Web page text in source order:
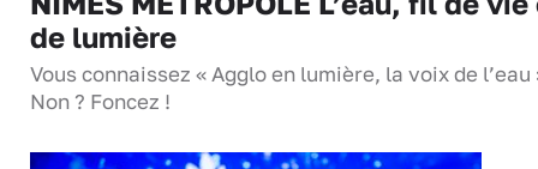
de lumière
Vous connaissez « Agglo en lumière, la voix de l’eau
Non ? Foncez !